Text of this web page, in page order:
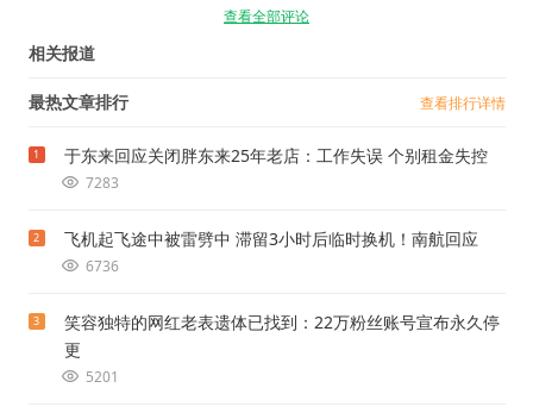
查看全部评论
相关报道
最热文章排行 查看排行详情
1 于东来回应关闭胖东来25年老店：工作失误 个别租金失控
7283
2 飞机起飞途中被雷劈中 滞留3小时后临时换机！南航回应
6736
3
笑容独特的网红老表遗体已找到：22万粉丝账号宣布永久停
更
5201